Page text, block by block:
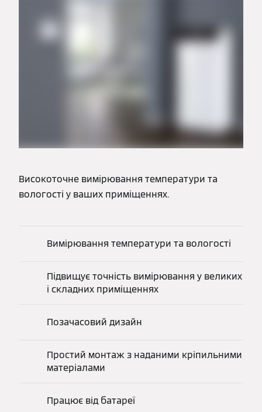
Високоточне вимірювання температури та
вологості у ваших приміщеннях.
Вимірювання температури та вологості
Підвищує точність вимірювання у великих
і складних приміщеннях
Позачасовий дизайн
Простий монтаж з наданими кріпильними
матеріалами
Працює від батареї